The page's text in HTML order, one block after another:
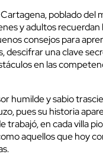
poblado del
y adultos
consejos para
descifrar una clave
en las
humilde y sabio
pues su historia
trabajó, en cada villa
aquellos que hoy